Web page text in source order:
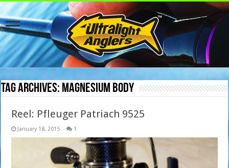
Tag Archives: magnesium body
Reel: Pfleuger Patriach 9525
January 18, 2015 1